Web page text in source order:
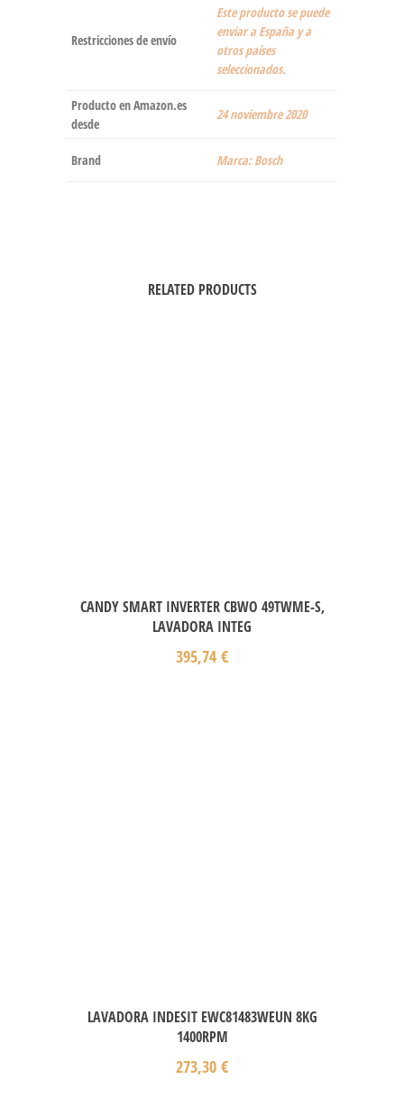
Restricciones de envío
Este producto se puede
enviar a España y a
otros países
seleccionados.
Producto en Amazon.es
desde
24 noviembre 2020
Brand Marca: Bosch
RELATED PRODUCTS
CANDY SMART INVERTER CBWO 49TWME-S,
LAVADORA INTEG
395,74 €
LAVADORA INDESIT EWC81483WEUN 8KG
1400RPM
273,30 €